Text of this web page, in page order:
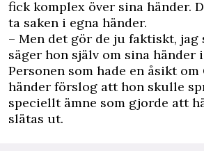
fick komplex över sina händer.
ta saken i egna händer.
– Men det gör de ju faktiskt, jag
säger hon själv om sina händer
Personen som hade en åsikt om
händer förslog att hon skulle
speciellt ämne som gjorde att
slätas ut.